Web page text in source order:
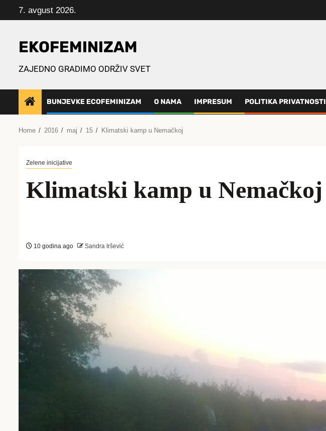
to
7. avgust 2026.
EKOFEMINIZAM
ZAJEDNO GRADIMO ODRŽIV SVET
BUNJEVKE ECOFEMINIZAM O NAMA IMPRESUM POLITIKA PRIVATNOSTI
Home 2016 maj 15 Klimatski kamp u Nemačkoj
Zelene inicijative
Klimatski kamp u Nemačkoj
10 godina ago Sandra Iršević